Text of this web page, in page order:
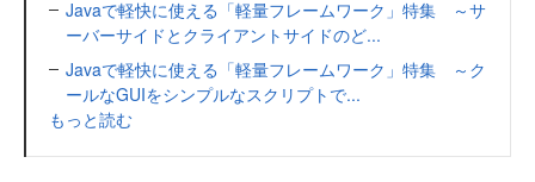
Javaで軽快に使える「軽量フレームワーク」特集 ～サ
ーバーサイドとクライアントサイドのど...
Javaで軽快に使える「軽量フレームワーク」特集 ～ク
ールなGUIをシンプルなスクリプトで...
もっと読む